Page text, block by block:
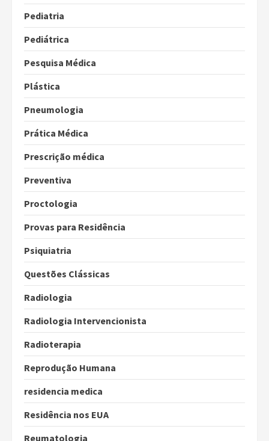
Pediatria
Pediátrica
Pesquisa Médica
Plástica
Pneumologia
Prática Médica
Prescrição médica
Preventiva
Proctologia
Provas para Residência
Psiquiatria
Questões Clássicas
Radiologia
Radiologia Intervencionista
Radioterapia
Reprodução Humana
residencia medica
Residência nos EUA
Reumatologia